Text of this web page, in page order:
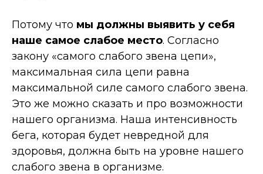
Потому что мы должны выявить у себя
наше самое слабое место. Согласно
закону «самого слабого звена цепи»,
максимальная сила цепи равна
максимальной силе самого слабого звена.
Это же можно сказать и про возможности
нашего организма. Наша интенсивность
бега, которая будет невредной для
здоровья, должна быть на уровне нашего
слабого звена в организме.